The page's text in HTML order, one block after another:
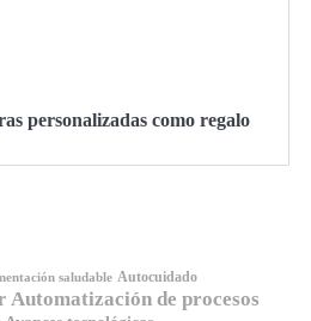
personalizadas como regalo
saludable Autocuidado
Automatización de procesos